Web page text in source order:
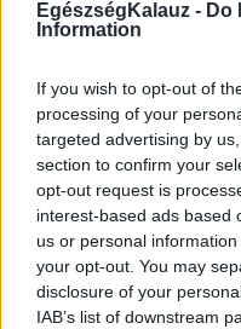
EgészségKalauz - Do
Information
If you wish to opt-out of
processing of your
targeted advertising by
section to confirm your
opt-out request is
interest-based ads based
us or personal
your opt-out. You may
disclosure of your
IAB’s list of downstream
Vizsgálat
Kezelés
Kutatás
Prevenció
Hírek
Videók
Kisállatok
#allergia#influenza
#orvosmeteorológia
#pajzsmirigy #reflux
Regisztráció